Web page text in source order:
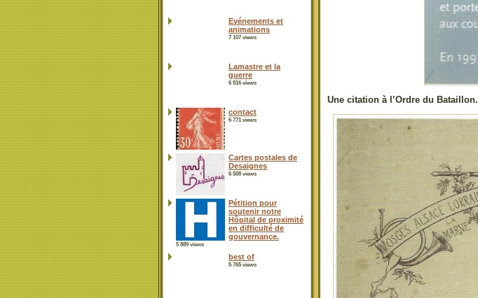
Evénements et
animations
7 107 views
Lamastre et la
guerre
6 816 views
contact
6 771 views
Cartes postales de
Desaignes
6 508 views
Pétition pour
soutenir notre
Hôpital de proximité
en difficulté de
gouvernance.
5 889 views
best of
5 765 views
Une citation à l’Ordre du Bataillon.